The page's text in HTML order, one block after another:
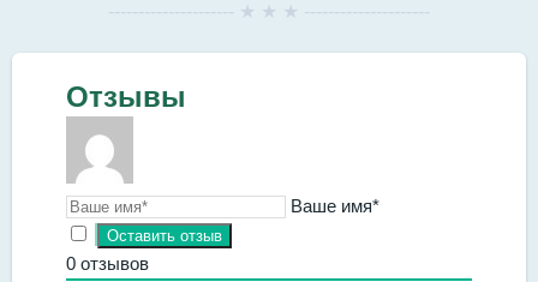
--------------------- ★ ★ ★ ---------------------
Отзывы
Ваше имя*
0 отзывов